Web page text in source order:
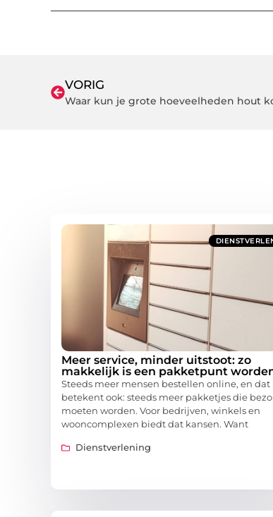
VORIG
Waar kun je grote hoeveelheden hout
Meer service, minder uitstoot: zo
makkelijk is een pakketpunt
Steeds meer mensen bestellen online, en dat
betekent ook: steeds meer pakketjes die
moeten worden. Voor bedrijven, winkels en
wooncomplexen biedt dat kansen. Want
Dienstverlening